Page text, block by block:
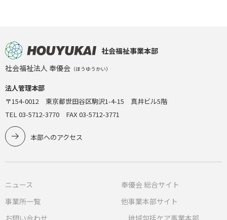
社会福祉事業本部
社会福祉法人 奉優会 （ほうゆうかい）
法人管理本部
〒154-0012 東京都世田谷区駒沢1-4-15 真井ビル5階
TEL 03-5712-3770 FAX 03-5712-3771
本部へのアクセス
ニュース
事業所一覧
お問い合わせ
奉優会 総合サイト
他事業本部サイト
地域包括ケア事業本部